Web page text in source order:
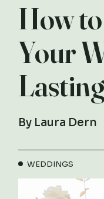
How
Your
By Laura Dern
WEDDINGS